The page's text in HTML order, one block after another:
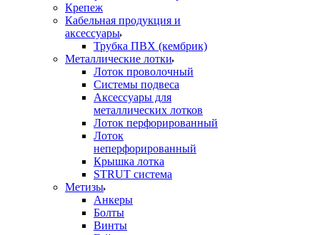
Крепеж
Кабельная продукция и
аксессуары
Трубка ПВХ (кембрик)
Металлические лотки
Лоток проволочный
Системы подвеса
Аксессуары для
металлических лотков
Лоток перфорированный
Лоток
неперфорированный
Крышка лотка
STRUT система
Метизы
Анкеры
Болты
Винты